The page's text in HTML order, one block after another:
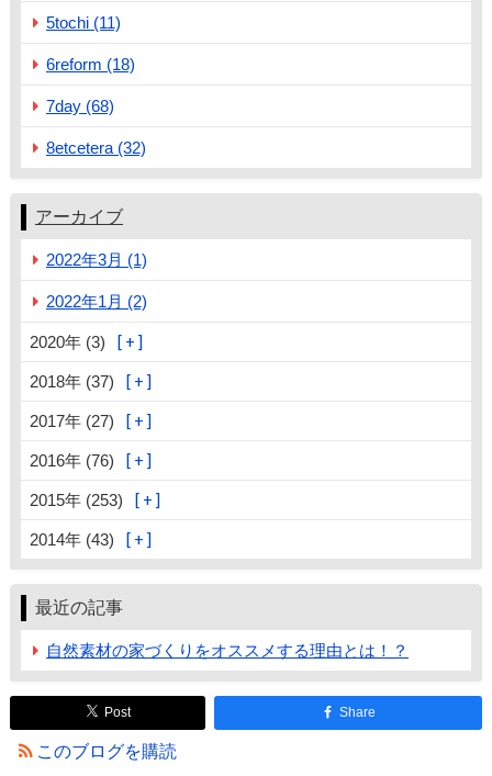
5tochi (11)
6reform (18)
7day (68)
8etcetera (32)
アーカイブ
2022年3月 (1)
2022年1月 (2)
2020年 (3)
2018年 (37)
2017年 (27)
2016年 (76)
2015年 (253)
2014年 (43)
最近の記事
自然素材の家づくりをオススメする理由とは！？
Post Share
このブログを購読